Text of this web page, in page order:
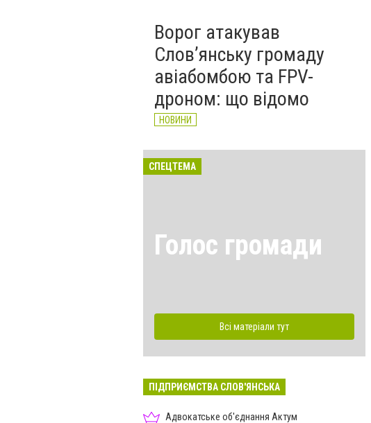
Ворог атакував
Слов’янську громаду
авіабомбою та FPV-
дроном: що відомо
НОВИНИ
СПЕЦТЕМА
Голос громади
Всі матеріали тут
ПІДПРИЄМСТВА СЛОВ'ЯНСЬКА
Адвокатське об'єднання Актум